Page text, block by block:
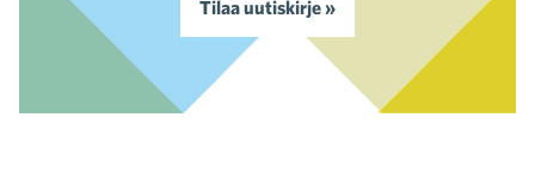
Tilaa uutiskirje »